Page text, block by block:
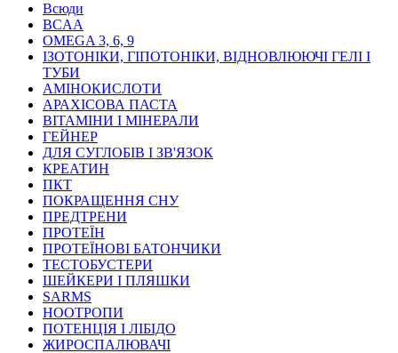
Всюди
BCAA
OMEGA 3, 6, 9
ІЗОТОНІКИ, ГІПОТОНІКИ, ВІДНОВЛЮЮЧІ ГЕЛІ І
ТУБИ
АМІНОКИСЛОТИ
АРАХІСОВА ПАСТА
ВІТАМІНИ І МІНЕРАЛИ
ГЕЙНЕР
ДЛЯ СУГЛОБІВ І ЗВ'ЯЗОК
КРЕАТИН
ПКТ
ПОКРАЩЕННЯ СНУ
ПРЕДТРЕНИ
ПРОТЕЇН
ПРОТЕЇНОВІ БАТОНЧИКИ
ТЕСТОБУСТЕРИ
ШЕЙКЕРИ І ПЛЯШКИ
SARMS
НООТРОПИ
ПОТЕНЦІЯ І ЛІБІДО
ЖИРОСПАЛЮВАЧІ